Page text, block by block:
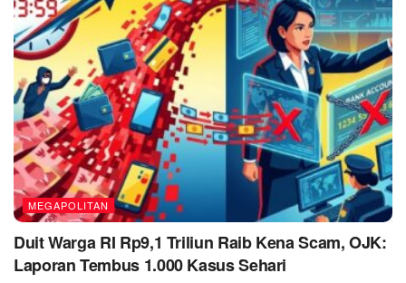
MEGAPOLITAN
Duit Warga RI Rp9,1 Triliun Raib Kena Scam, OJK:
Laporan Tembus 1.000 Kasus Sehari